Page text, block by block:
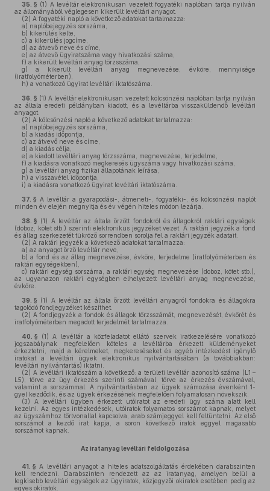
35. § (1) A levéltár elektronikusan vezetett fogyatéki naplóban tartja nyilván
az állományából véglegesen kikerült levéltári anyagot.
(2) A fogyatéki napló a következő adatokat tartalmazza:
a) naplóbejegyzés sorszáma,
b) kikerülés kelte,
c) a kikerülés jogcíme,
d) az átvevő neve és címe,
e) az átvevő ügyiratszáma vagy hivatkozási száma,
f) a kikerült levéltári anyag törzsszáma,
g) a kikerült levéltári anyag megnevezése, évköre, mennyisége
(iratfolyóméterben),
h) a vonatkozó ügyirat levéltári iktatószáma.
36. § (1) A levéltár elektronikusan vezetett kölcsönzési naplóban tartja nyilván
az általa eredeti példányban kiadott, és a levéltárba visszaküldendő levéltári
anyagot.
(2) A kölcsönzési napló a következő adatokat tartalmazza:
a) naplóbejegyzés sorszáma,
b) a kiadás időpontja,
c) az átvevő neve és címe,
d) a kiadás célja,
e) a kiadott levéltári anyag törzsszáma, megnevezése, terjedelme,
f) a kiadásra vonatkozó megkeresés ügyszáma vagy hivatkozási száma,
g) a levéltári anyag fizikai állapotának leírása,
h) a visszavétel időpontja,
i) a kiadásra vonatkozó ügyirat levéltári iktatószáma.
37. § A levéltár a gyarapodási-, átmeneti-, fogyatéki-, és kölcsönzési naplót
minden év elején megnyitja és év végén hiteles módon lezárja.
38. § (1) A levéltár az általa őrzött fondokról és állagokról raktári egységek
(doboz, kötet stb.) szerinti elektronikus jegyzéket vezet. A raktári jegyzék a fond
és állag szerkezetét tükröző sorrendben sorolja fel a raktári jegyzék adatait.
(2) A raktári jegyzék a következő adatokat tartalmazza:
a) az anyagot őrző levéltár neve,
b) a fond és az állag megnevezése, évköre, terjedelme (iratfolyóméterben és
raktári egységekben),
c) raktári egység sorszáma, a raktári egység megnevezése (doboz, kötet stb.),
az ugyanazon raktári egységben elhelyezett levéltári anyag megnevezése,
évköre.
39. § (1) A levéltár az általa őrzött levéltári anyagról fondokra és állagokra
tagolódó fondjegyzéket készíthet.
(2) A fondjegyzék a fondok és állagok törzsszámát, megnevezését, évkörét és
iratfolyóméterben megadott terjedelmét tartalmazza.
40. § (1) A levéltár a közfeladatot ellátó szervek iratkezelésére vonatkozó
jogszabálynak megfelelően köteles a levéltárba érkezett küldeményeket
érkeztetni, majd a kérelmeket, megkereséseket és egyéb intézkedést igénylő
iratokat a levéltári ügyek elektronikus nyilvántartásában (a továbbiakban:
levéltári nyilvántartás) iktatni.
(2) A levéltári iktatószám a következő: a területi levéltár azonosító száma (L1 –
L5), törve az ügy érkezés szerinti számával, törve az érkezés évszámával,
valamint a sorszámmal. A nyilvántartásban az ügyek számozása évenként 1-
gyel kezdődik, és az ügyek érkezésének megfelelően folyamatosan növekszik.
(3) A levéltári ügyben érkezett utóiratot az eredeti ügy száma alatt kell
kezelni. Az egyes intézkedések, utóiratok folyamatos sorszámot kapnak, melyet
az ügyszámhoz törtvonallal kapcsolva, arab számjeggyel kell feltüntetni. Az első
sorszámot a kezdő irat kapja, a soron következő iratok eggyel magasabb
sorszámot kapnak.
Az iratanyag levéltári feldolgozása
41. § A levéltári anyagot a hiteles adatszolgáltatás érdekében darabszinten
kell rendezni. Darabszinten rendezett az az iratanyag, amelyen belül a
legkisebb levéltári egységek az ügyiratok, közjegyzői okiratok esetében pedig az
egyes okiratok.